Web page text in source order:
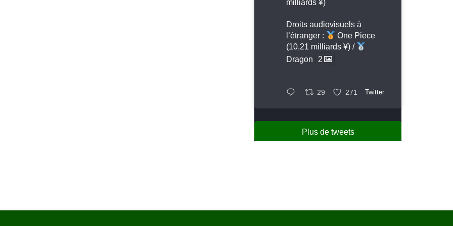
milliards ¥)
Droits audiovisuels à
l’étranger :
One Piece
(10,21 milliards ¥) /
Dragon
2
29 271 Twitter
Plus de tweets